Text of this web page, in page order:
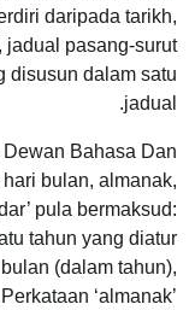
daripada tarikh,
jadual pasang-surut
disusun dalam satu
jadual.
Bahasa Dan
hari bulan, almanak,
pula bermaksud:
tahun yang diatur
(dalam tahun),
‘almanak’